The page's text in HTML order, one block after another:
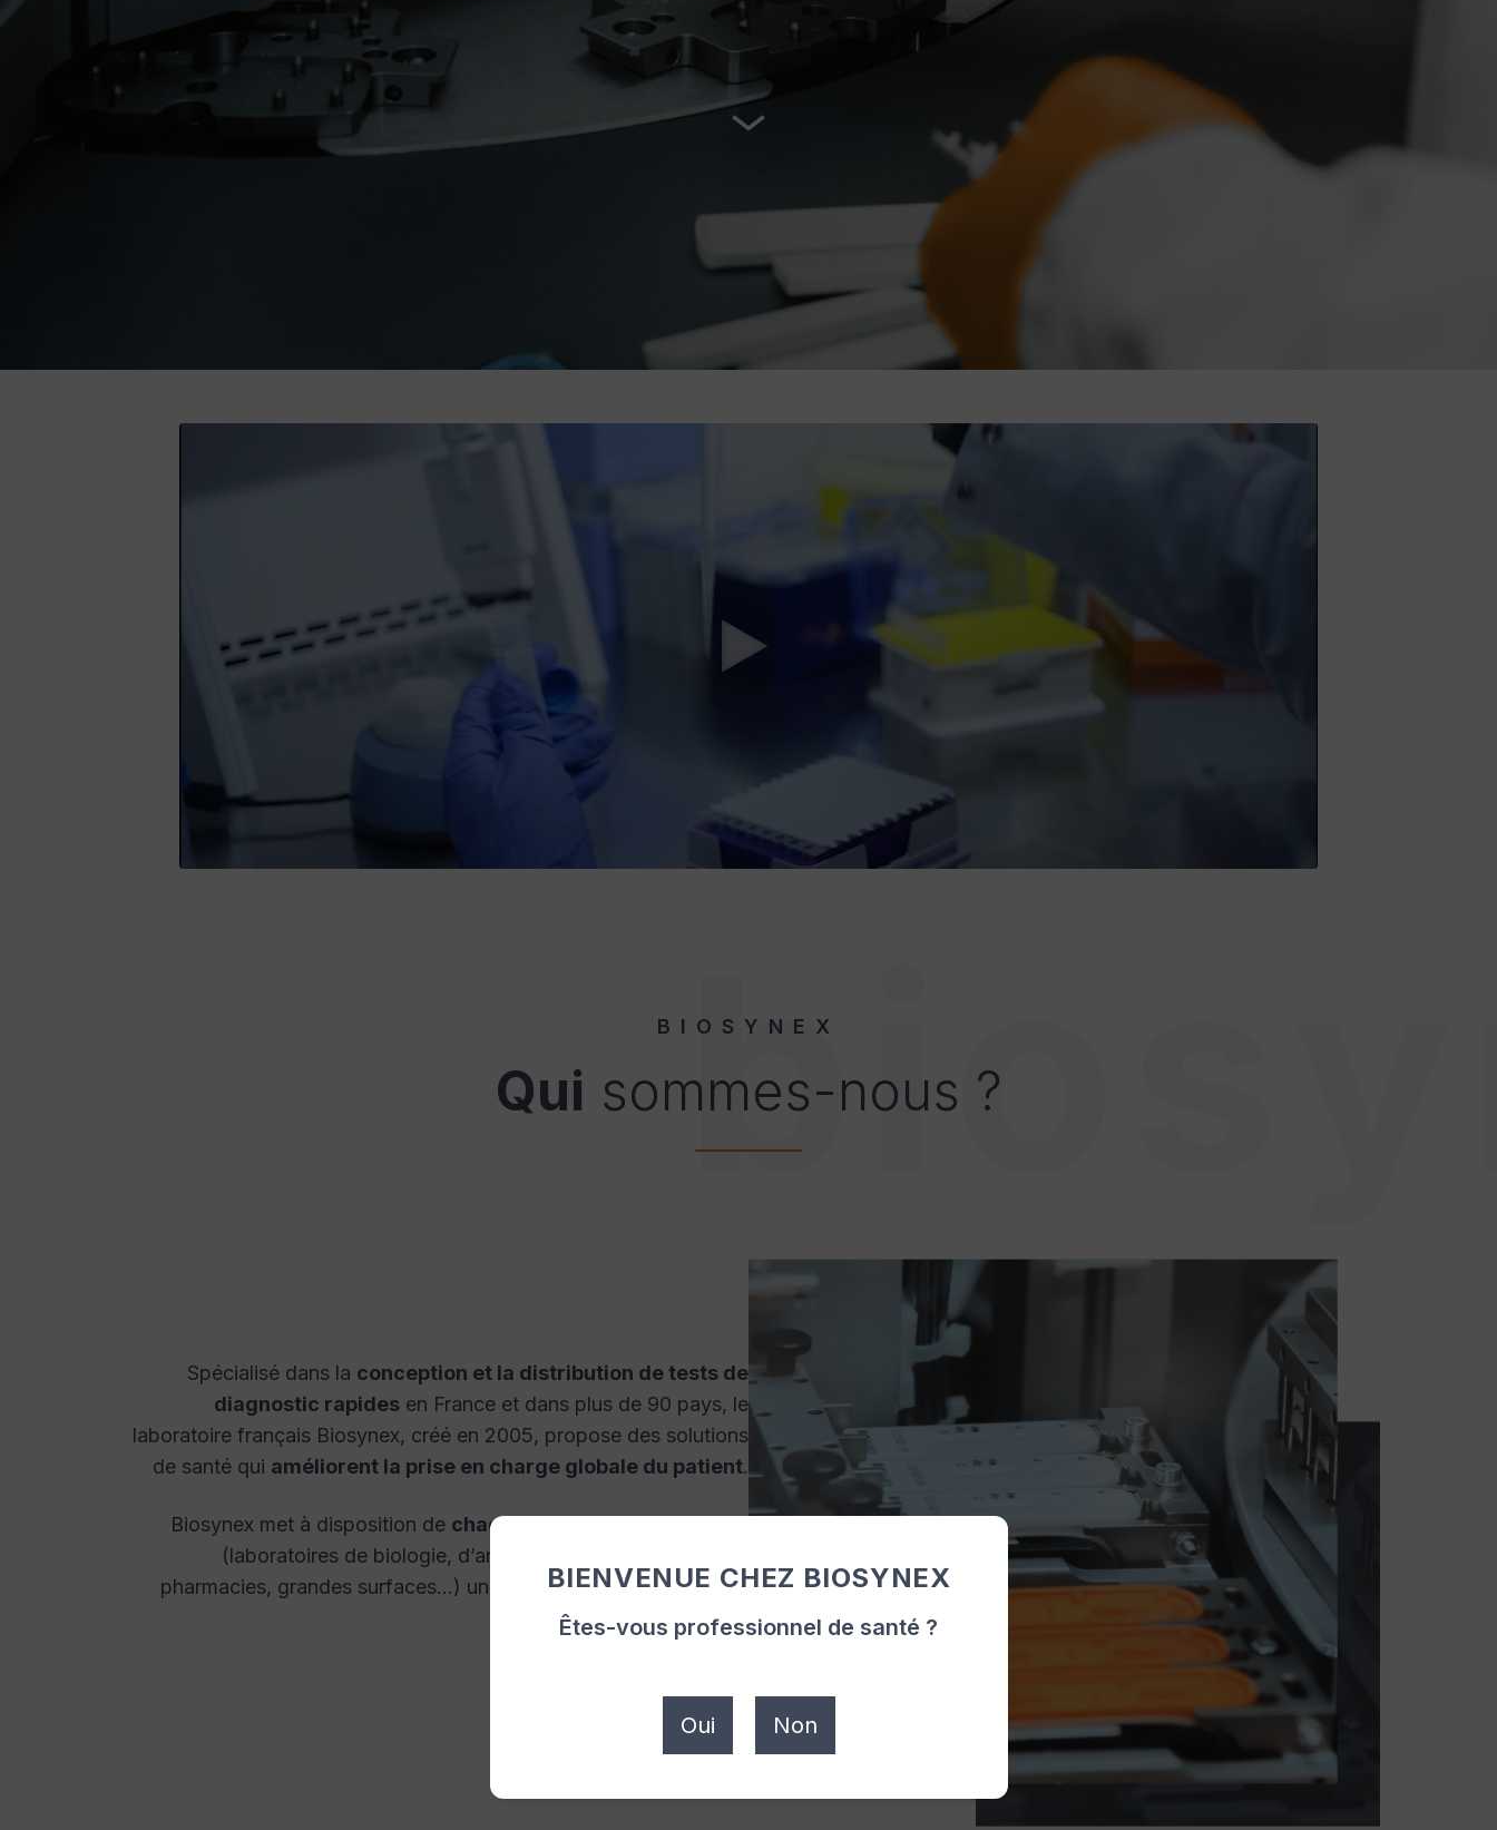
BIOSYNEX
Qui sommes-nous ?
Spécialisé dans la conception et la distribution de tests de
diagnostic rapides en France et dans plus de 90 pays, le
laboratoire français Biosynex, créé en 2005, propose des solutions
de santé qui améliorent la prise en charge globale du patient.
Biosynex met à disposition de chaque réseau de distribution
(laboratoires de biologie, d’analyses médicales, hôpitaux,
pharmacies, grandes surfaces…) une
large gammede produits
adaptés.
BIENVENUE CHEZ BIOSYNEX
Êtes-vous professionnel de santé ?
Oui Non